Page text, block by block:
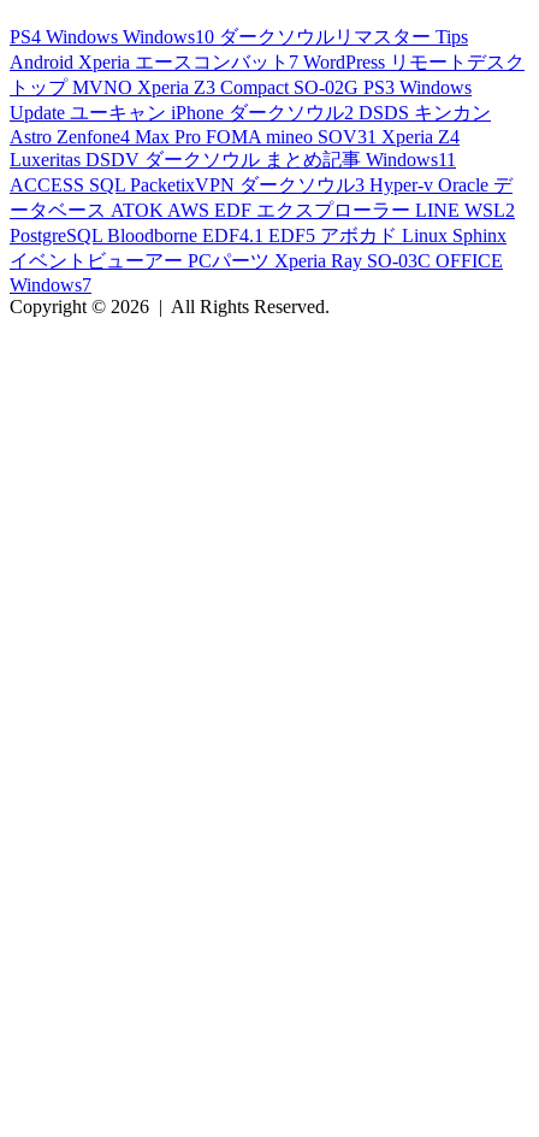
PS4 Windows Windows10 ダークソウルリマスター Tips
Android Xperia エースコンバット7 WordPress リモートデスク
トップMVNO Xperia Z3 Compact SO-02G PS3 Windows
Update ユーキャン iPhone ダークソウル2 DSDS キンカン
Astro Zenfone4 Max Pro FOMA mineo SOV31 Xperia Z4
Luxeritas DSDV ダークソウル まとめ記事 Windows11
ACCESS SQL PacketixVPN ダークソウル3 Hyper-v Oracle デ
ータベース ATOK AWS EDF エクスプローラー LINE WSL2
PostgreSQL Bloodborne EDF4.1 EDF5 アボカド Linux Sphinx
イベントビューアー PCパーツ Xperia Ray SO-03C OFFICE
Windows7
Copyright © 2026 | All Rights Reserved.